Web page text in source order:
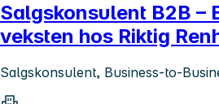
Salgskonsulent B2B –
veksten hos Riktig
Salgskonsulent, Business-to-